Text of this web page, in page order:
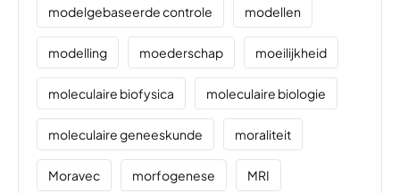
modelgebaseerde controle modellen
modelling moederschap moeilijkheid
moleculaire biofysica moleculaire biologie
moleculaire geneeskunde moraliteit
Moravec morfogenese MRI